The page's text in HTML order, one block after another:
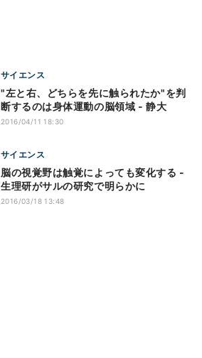
サイエンス
"左と右、どちらを先に触られたか"を判
断するのは身体運動の脳領域 - 静大
2016/04/11 18:30
サイエンス
脳の視覚野は触覚によっても変化する -
生理研がサルの研究で明らかに
2016/03/18 13:48